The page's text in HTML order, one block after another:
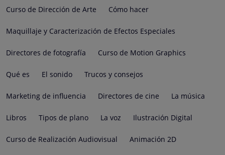
Curso de Dirección de Arte Cómo hacer
Maquillaje y Caracterización de Efectos Especiales
Directores de fotografía Curso de Motion Graphics
Qué es El sonido Trucos y consejos
Marketing de influencia Directores de cine La música
Libros Tipos de plano La voz Ilustración Digital
Curso de Realización Audiovisual Animación 2D